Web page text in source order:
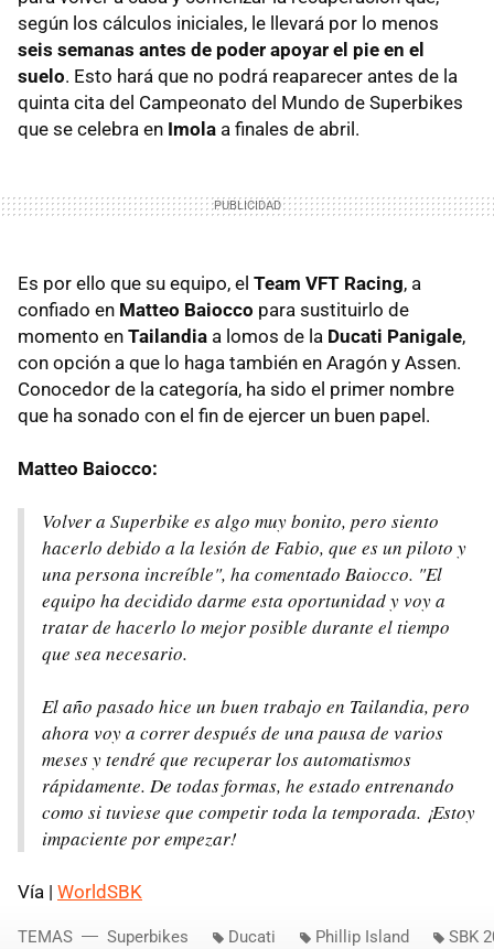
según los cálculos iniciales, le llevará por lo menos
seis semanas antes de poder apoyar el pie en el
suelo. Esto hará que no podrá reaparecer antes de la
quinta cita del Campeonato del Mundo de Superbikes
que se celebra en Imola a finales de abril.
Es por ello que su equipo, el Team VFT Racing, a
confiado en Matteo Baiocco para sustituirlo de
momento en Tailandia a lomos de la Ducati Panigale,
con opción a que lo haga también en Aragón y Assen.
Conocedor de la categoría, ha sido el primer nombre
que ha sonado con el fin de ejercer un buen papel.
Matteo Baiocco:
Volver a Superbike es algo muy bonito, pero siento
hacerlo debido a la lesión de Fabio, que es un piloto y
una persona increíble", ha comentado Baiocco. "El
equipo ha decidido darme esta oportunidad y voy a
tratar de hacerlo lo mejor posible durante el tiempo
que sea necesario.
El año pasado hice un buen trabajo en Tailandia, pero
ahora voy a correr después de una pausa de varios
meses y tendré que recuperar los automatismos
rápidamente. De todas formas, he estado entrenando
como si tuviese que competir toda la temporada. ¡Estoy
impaciente por empezar!
Vía | WorldSBK
TEMAS Superbikes Ducati Phillip Island SBK